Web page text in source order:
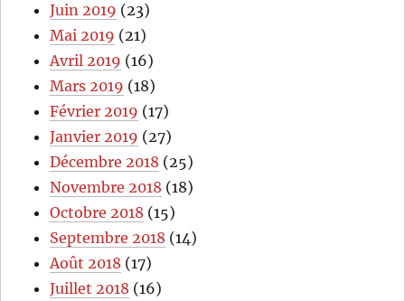
Juin 2019 (23)
Mai 2019 (21)
Avril 2019 (16)
Mars 2019 (18)
Février 2019 (17)
Janvier 2019 (27)
Décembre 2018 (25)
Novembre 2018 (18)
Octobre 2018 (15)
Septembre 2018 (14)
Août 2018 (17)
Juillet 2018 (16)